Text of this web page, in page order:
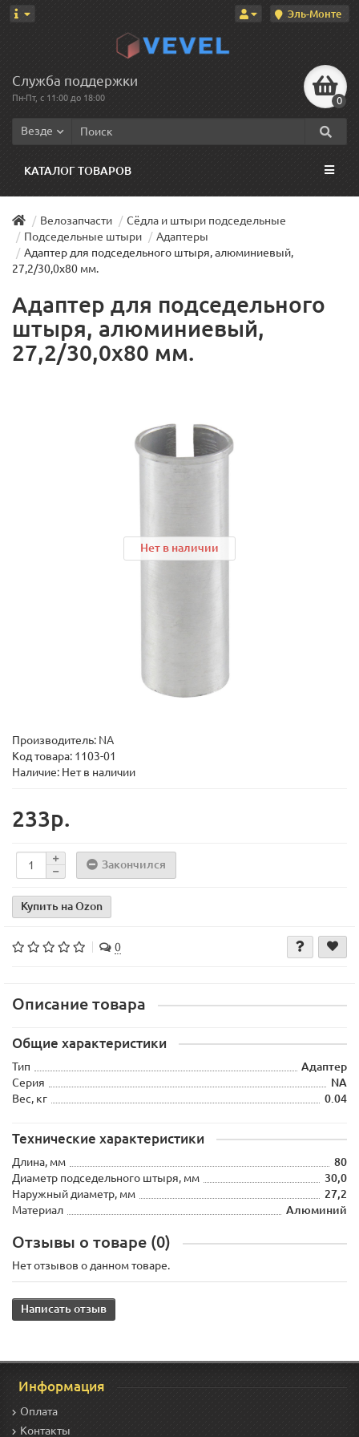
Эль-Монте
Служба поддержки
Пн-Пт, с 11:00 до 18:00 0
Везде
КАТАЛОГ ТОВАРОВ
Велозапчасти
Сёдла и штыри подседельные
Подседельные штыри
Адаптеры
Адаптер для подседельного штыря, алюминиевый,
27,2/30,0х80 мм.
Адаптер для подседельного
штыря, алюминиевый,
27,2/30,0х80 мм.
Нет в наличии
Производитель: NA
Код товара: 1103-01
Наличие: Нет в наличии
233р.
Закончился
Купить на Ozon
0
Описание товара
Общие характеристики
Тип
Адаптер
Серия
NA
Вес, кг
0.04
Технические характеристики
Длина, мм
80
Диаметр подседельного штыря, мм
30,0
Наружный диаметр, мм
27,2
Материал
Алюминий
Отзывы о товаре (0)
Нет отзывов о данном товаре.
Написать отзыв
Информация
Оплата
Контакты